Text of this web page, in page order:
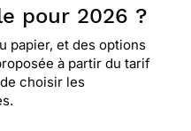
pour 2026 ?
papier, et des options
à partir du tarif
choisir les